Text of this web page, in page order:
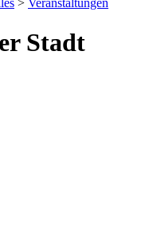
> Veranstaltungen
Stadt